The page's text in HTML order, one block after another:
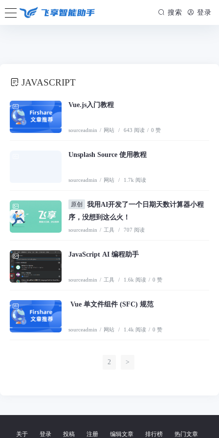
/www/wwwroot/firsource.cn/usr/themes/spimes/header.php on line
" style="--theme: #FF9900;">
搜索 登录
JAVASCRIPT
Vue.js入门教程
sourceadmin / 网站 / 643 阅读 / 0 赞
Unsplash Source 使用教程
sourceadmin / 网站 / 1.7k 阅读
原创
我用AI开发了一个日期天数计算器小程
序，没想到这么火！
sourceadmin / 工具 / 707 阅读
JavaScript AI 编程助手
sourceadmin / 工具 / 1.6k 阅读 / 0 赞
Vue 单文件组件 (SFC) 规范
sourceadmin / 网站 / 1.4k 阅读 / 0 赞
2 >
关于 登录 投稿 注册 编辑文章 排行榜 热门文章